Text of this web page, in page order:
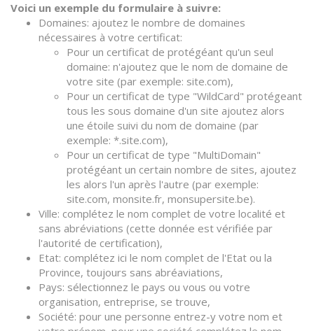
Voici un exemple du formulaire à suivre:
Domaines: ajoutez le nombre de domaines
nécessaires à votre certificat:
Pour un certificat de protégéant qu'un seul
domaine: n'ajoutez que le nom de domaine de
votre site (par exemple: site.com),
Pour un certificat de type "WildCard" protégeant
tous les sous domaine d'un site ajoutez alors
une étoile suivi du nom de domaine (par
exemple: *.site.com),
Pour un certificat de type "MultiDomain"
protégéant un certain nombre de sites, ajoutez
les alors l'un après l'autre (par exemple:
site.com, monsite.fr, monsupersite.be).
Ville: complétez le nom complet de votre localité et
sans abréviations (cette donnée est vérifiée par
l'autorité de certification),
Etat: complétez ici le nom complet de l'Etat ou la
Province, toujours sans abréaviations,
Pays: sélectionnez le pays ou vous ou votre
organisation, entreprise, se trouve,
Société: pour une personne entrez-y votre nom et